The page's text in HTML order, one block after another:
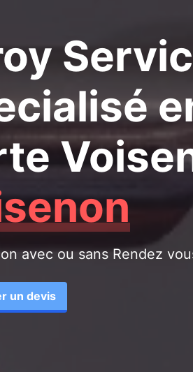
avec ou sans Rendez
un devis